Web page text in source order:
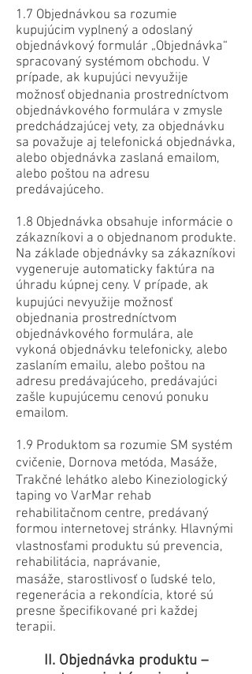
1.7 Objednávkou sa rozumie
kupujúcim vyplnený a odoslaný
objednávkový formulár „Objednávka“
spracovaný systémom obchodu. V
prípade, ak kupujúci nevyužije
možnosť objednania prostredníctvom
objednávkového formulára v zmysle
predchádzajúcej vety, za objednávku
sa považuje aj telefonická objednávka,
alebo objednávka zaslaná emailom,
alebo poštou na adresu
predávajúceho.
1.8 Objednávka obsahuje informácie o
zákazníkovi a o objednanom produkte.
Na základe objednávky sa zákazníkovi
vygeneruje automaticky faktúra na
úhradu kúpnej ceny. V prípade, ak
kupujúci nevyužije možnosť
objednania prostredníctvom
objednávkového formulára, ale
vykoná objednávku telefonicky, alebo
zaslaním emailu, alebo poštou na
adresu predávajúceho, predávajúci
zašle kupujúcemu cenovú ponuku
emailom.
1.9 Produktom sa rozumie SM systém
cvičenie, Dornova metóda, Masáže,
Trakčné lehátko alebo Kineziologický
taping vo VarMar rehab
rehabilitačnom centre, predávaný
formou internetovej stránky. Hlavnými
vlastnosťami produktu sú prevencia,
rehabilitácia, naprávanie,
masáže, starostlivosť o ľudské telo,
regenerácia a rekondícia, ktoré sú
presne špecifikované pri každej
terapii.
II. Objednávka produktu –